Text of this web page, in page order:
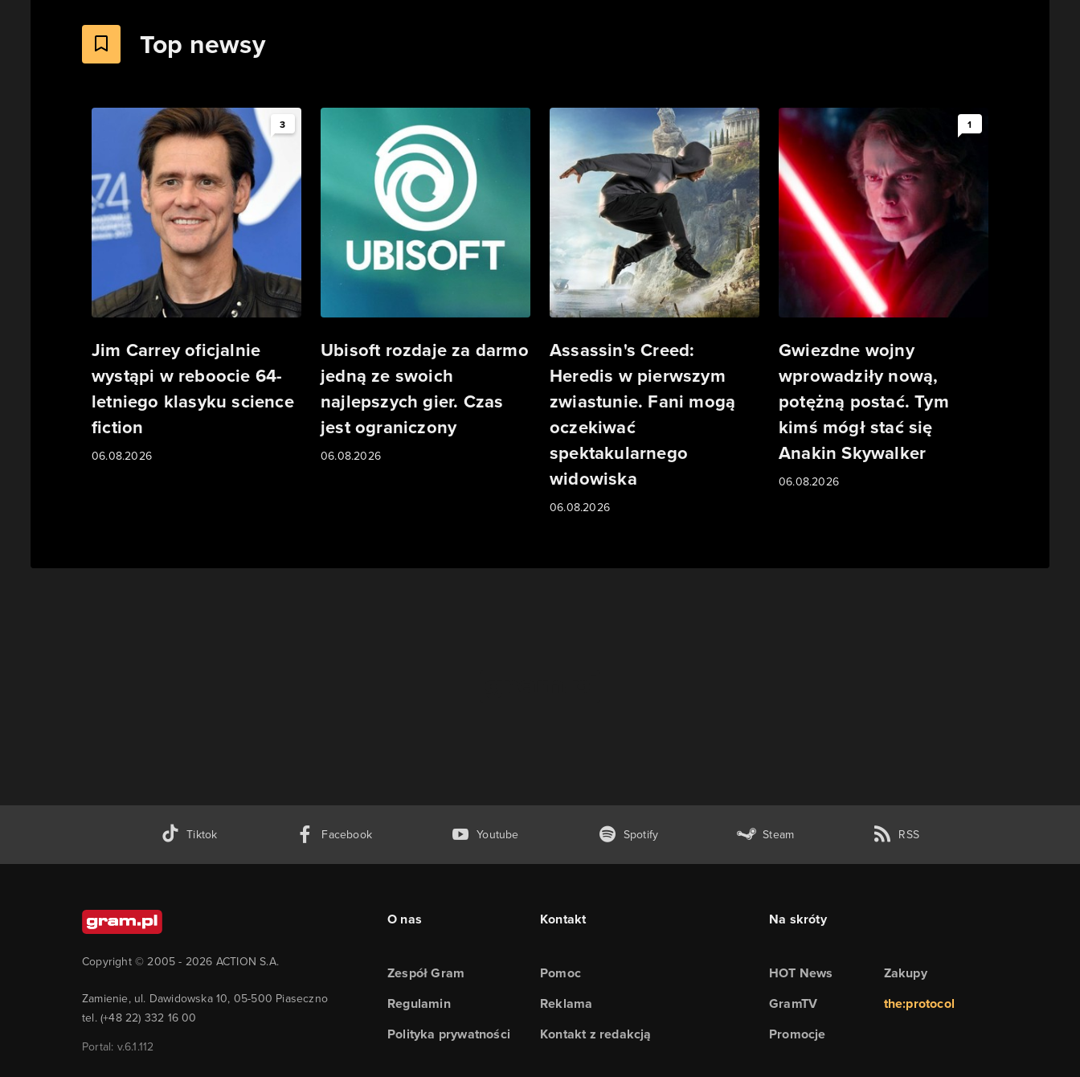
Top newsy
3
Jim Carrey oficjalnie
wystąpi w reboocie 64-
letniego klasyku science
fiction
06.08.2026
Ubisoft rozdaje za darmo
jedną ze swoich
najlepszych gier. Czas
jest ograniczony
06.08.2026
Assassin's Creed:
Heredis w pierwszym
zwiastunie. Fani mogą
oczekiwać
spektakularnego
widowiska
06.08.2026
1
Gwiezdne wojny
wprowadziły nową,
potężną postać. Tym
kimś mógł stać się
Anakin Skywalker
06.08.2026
Tiktok Facebook Youtube Spotify Steam RSS
Copyright © 2005 - 2026 ACTION S.A.
Zamienie, ul. Dawidowska 10, 05-500 Piaseczno
tel. (+48 22) 332 16 00
Portal: v.6.1.112
O nas
Zespół Gram
Regulamin
Polityka prywatności
Kontakt
Pomoc
Reklama
Kontakt z redakcją
Na skróty
HOT News
GramTV
Promocje
Zakupy
the:protocol